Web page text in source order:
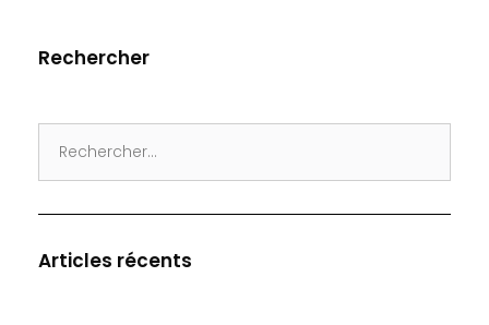
Rechercher
for:
Articles récents